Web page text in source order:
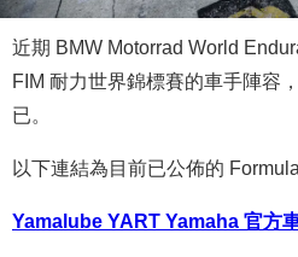
近期 BMW Motorrad World
FIM 耐力世界錦標賽的車手陣容
已。
以下連結為目前已公佈的
Yamalube YART Yamaha 官方